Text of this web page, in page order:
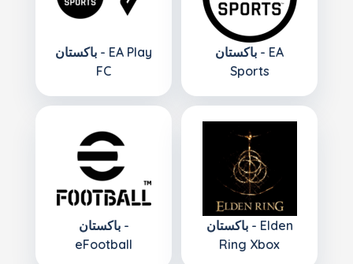
باكستان - EA Play
FC
باكستان - EA
Sports
باكستان -
eFootball
باكستان - Elden
Ring Xbox